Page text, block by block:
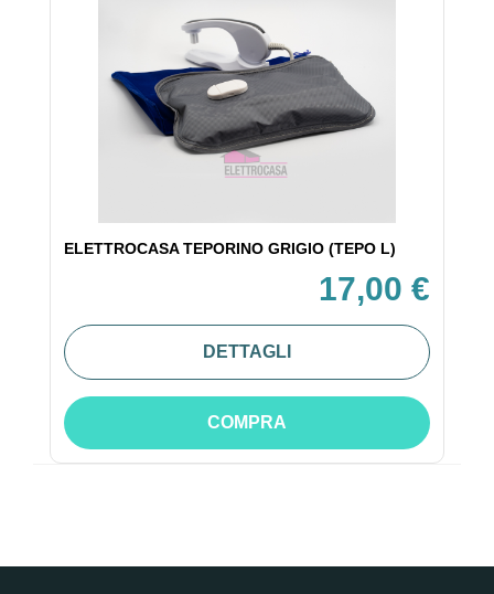
ELETTROCASA TEPORINO GRIGIO (TEPO L)
17,00 €
DETTAGLI
COMPRA